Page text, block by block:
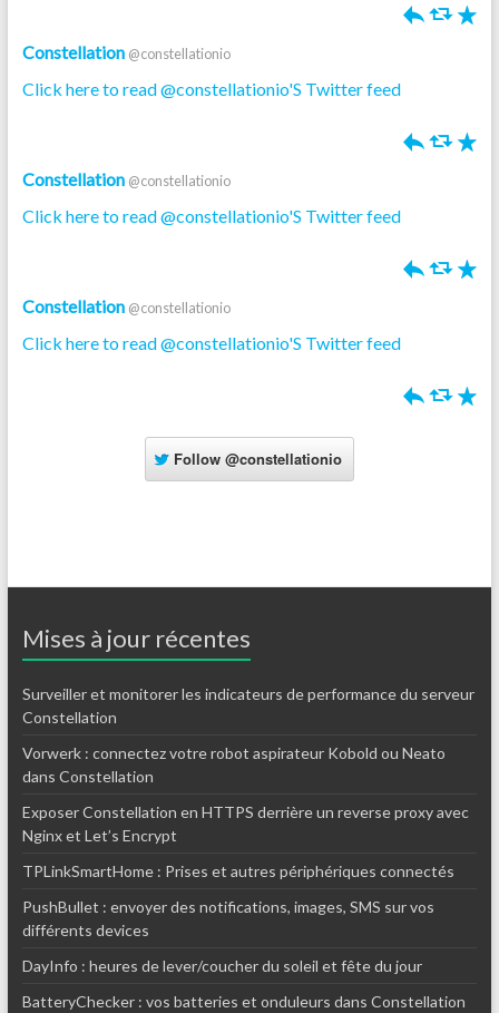
h J R
Constellation @constellationio
Click here to read @constellationio'S Twitter feed
h J R
Constellation @constellationio
Click here to read @constellationio'S Twitter feed
h J R
Constellation @constellationio
Click here to read @constellationio'S Twitter feed
h J R
Follow @constellationio
Mises à jour récentes
Surveiller et monitorer les indicateurs de performance du serveur
Constellation
Vorwerk : connectez votre robot aspirateur Kobold ou Neato
dans Constellation
Exposer Constellation en HTTPS derrière un reverse proxy avec
Nginx et Let’s Encrypt
TPLinkSmartHome : Prises et autres périphériques connectés
PushBullet : envoyer des notifications, images, SMS sur vos
différents devices
DayInfo : heures de lever/coucher du soleil et fête du jour
BatteryChecker : vos batteries et onduleurs dans Constellation